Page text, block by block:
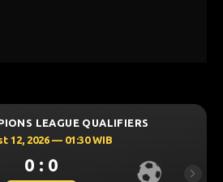
LEAGUE QUALIFIERS
12, 2026 — 01:30 WIB
0 : 0
Next